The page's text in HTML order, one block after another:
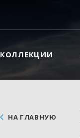
КОЛЛЕКЦИИ
НА ГЛАВНУЮ